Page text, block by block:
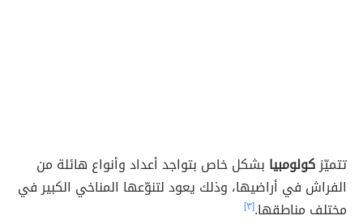
تتميّزكولومبيا بشكل خاص بتواجد أعداد وأنواع هائلة من
الفراش في أراضيها، وذلك يعود لتنوّعها المناخي الكبير في
مختلف مناطقها.[٣]